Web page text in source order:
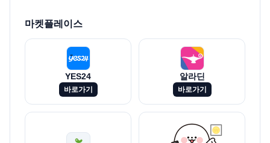
마켓플레이스
YES24
바로가기
알라딘
바로가기